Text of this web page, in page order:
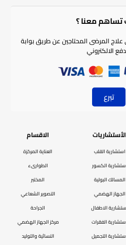
الاقسام
العناية المركزة
الطوارىء
المختبر
التصوير الشعاعي
الجراحة
مركز الجهاز الهضمي
النسائية والتوليد
الأستشاريات
استشارية القلب
الكسور
المسالك البولية
الجهاز الهضمي
الاطفال
الفقرات
التجميل
معنا ؟​
علاج المرضى المحتاجين عن طريق بوابة
الالكتروني
تبرع